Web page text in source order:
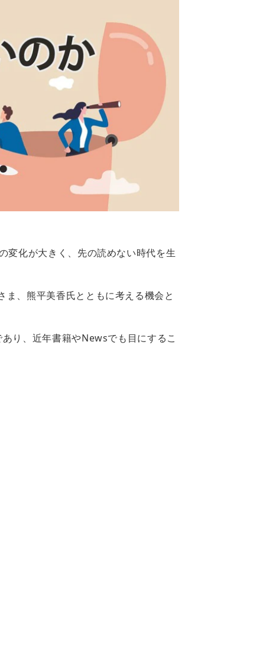
化が大きく、先の読めない時代を生
、熊平美香氏とともに考える機会と
り、近年書籍やNewsでも目にするこ